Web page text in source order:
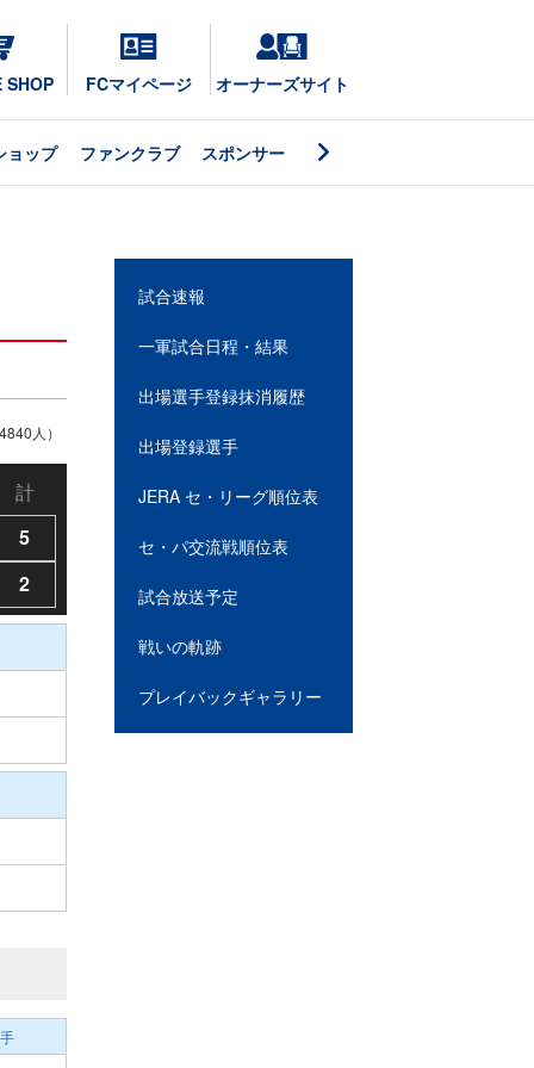
SHOP FCマイページ オーナーズサイト
ョップ ファンクラブ スポンサー
人）
計
5
2
試合速報
一軍試合日程・結果
出場選手登録抹消履歴
出場登録選手
JERA セ・リーグ順位表
セ・パ交流戦順位表
試合放送予定
戦いの軌跡
プレイバックギャラリー